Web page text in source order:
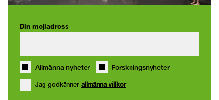
Din mejladress
Allmänna nyheter Forskningsnyheter
Jag godkänner allmänna villkor